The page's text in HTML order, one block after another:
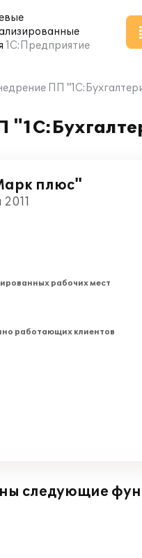
1С:Предприятие
ПП
плюс"
рабочих мест
работающих клиентов
следующие